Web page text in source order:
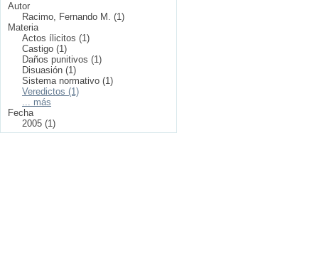
Autor
Racimo, Fernando M. (1)
Materia
Actos ílicitos (1)
Castigo (1)
Daños punitivos (1)
Disuasión (1)
Sistema normativo (1)
Veredictos (1)
... más
Fecha
2005 (1)